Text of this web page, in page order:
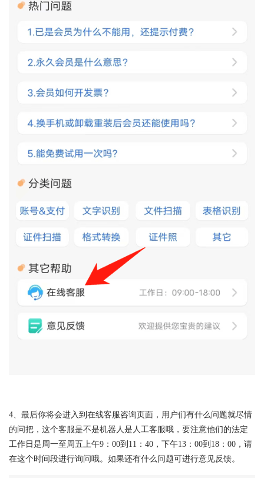
4、最后你将会进入到在线客服咨询页面，用户们有什么问题就尽情
的问把，这个客服是不是机器人是人工客服哦，要注意他们的法定
工作日是周一至周五上午9：00到11：40，下午13：00到18：00，请
在这个时间段进行询问哦。如果还有什么问题可进行意见反馈。